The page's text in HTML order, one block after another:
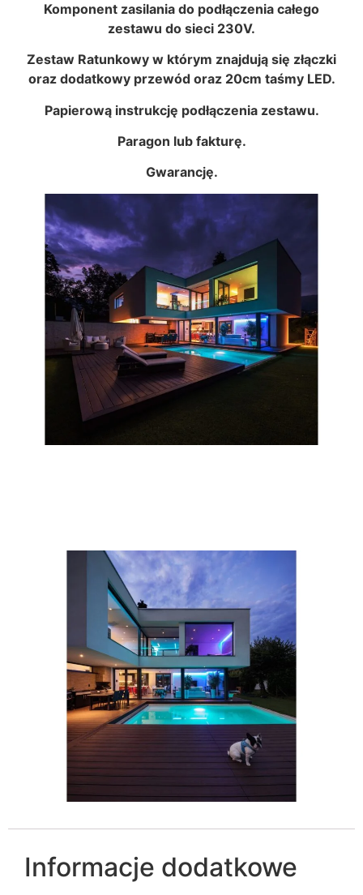
Komponent zasilania do podłączenia całego
zestawu do sieci 230V.
Zestaw Ratunkowy w którym znajdują się złączki
oraz dodatkowy przewód oraz 20cm taśmy LED.
Papierową instrukcję podłączenia zestawu.
Paragon lub fakturę.
Gwarancję.
Informacje dodatkowe